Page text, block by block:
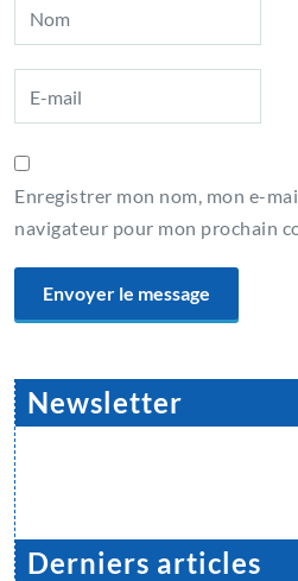
Enregistrer mon nom, mon e-
navigateur pour mon prochain
Newsletter
Derniers articles